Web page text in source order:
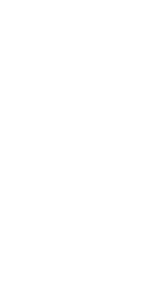
A3サイズ浅
、細かいアイテ